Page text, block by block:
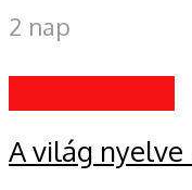
2 nap
A világ